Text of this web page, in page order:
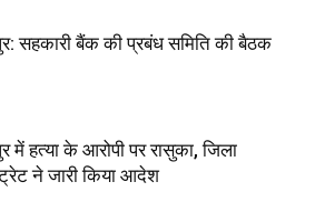
सहकारी बैंक की प्रबंध समिति की बैठक
में हत्या के आरोपी पर रासुका, जिला
ने जारी किया आदेश